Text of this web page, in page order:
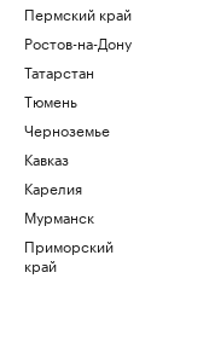
Пермский край
Ростов-на-Дону
Татарстан
Тюмень
Черноземье
Кавказ
Карелия
Мурманск
Приморский
край